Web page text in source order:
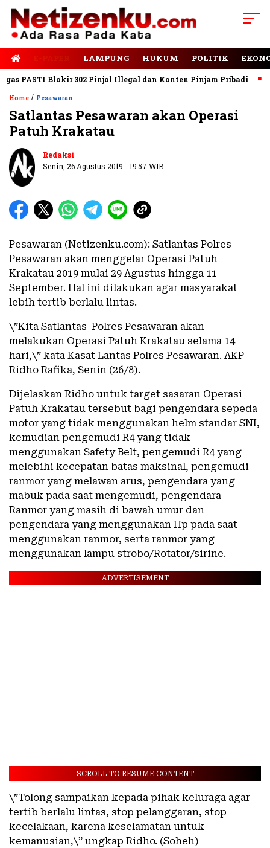
LAMPUNG HUKUM POLITIK
PASTI Blokir 302 Pinjol Illegal dan Konten Pinjam Pribadi
Home / Pesawaran
Satlantas Pesawaran akan Operasi
Patuh Krakatau
Redaksi
Senin, 26 Agustus 2019 - 19:57 WIB
Pesawaran (Netizenku.com): Satlantas Polres
Pesawaran akan menggelar Operasi Patuh
Krakatau 2019 mulai 29 Agustus hingga 11
September. Hal ini dilakukan agar masyarakat
lebih tertib berlalu lintas.
\”Kita Satlantas Polres Pesawaran akan
melakukan Operasi Patuh Krakatau selama 14
hari,\” kata Kasat Lantas Polres Pesawaran. AKP
Ridho Rafika, Senin (26/8).
Dijelaskan Ridho untuk target sasaran Operasi
Patuh Krakatau tersebut bagi pengendara sepeda
motor yang tidak menggunakan helm standar SNI,
kemudian pengemudi R4 yang tidak
menggunakan Safety Belt, pengemudi R4 yang
melebihi kecepatan batas maksinal, pengemudi
ranmor yang melawan arus, pengendara yang
mabuk pada saat mengemudi, pengendara
Ranmor yang masih di bawah umur dan
pengendara yang menggunakan Hp pada saat
menggunakan ranmor, serta ranmor yang
menggunakan lampu strobo/Rotator/sirine.
ADVERTISEMENT
SCROLL TO RESUME CONTENT
\”Tolong sampaikan kepada pihak keluraga agar
tertib berlalu lintas, stop pelanggaran, stop
kecelakaan, karena keselamatan untuk
kemanusian,\” ungkap Ridho. (Soheh)